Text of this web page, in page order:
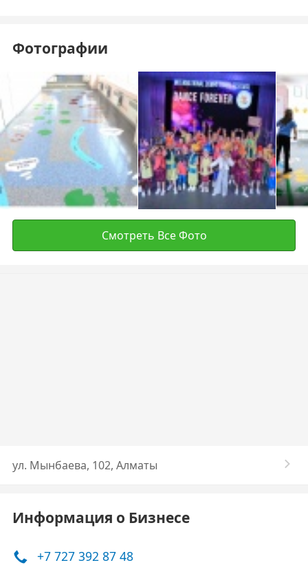
Фотографии
Смотреть Все Фото
ул. Мынбаева, 102, Алматы
Информация о Бизнесе
+7 727 392 87 48